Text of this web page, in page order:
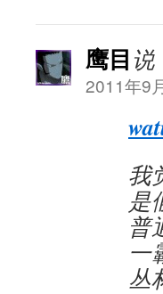
鹰目 说
2011年9
我
是
普
一
丛